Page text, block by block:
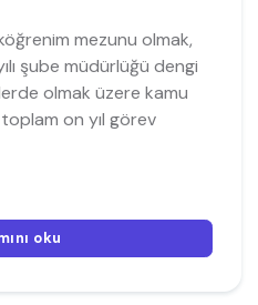
mezunu olmak,
şube müdürlüğü dengi
olmak üzere kamu
on yıl görev
oku